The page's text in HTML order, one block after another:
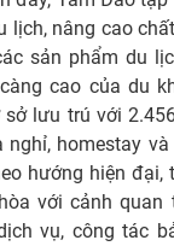
lịch, nâng cao
sản phẩm du
cao của du
lưu trú với
nghỉ, homestay
hướng hiện đại,
với cảnh quan
vụ, công tác